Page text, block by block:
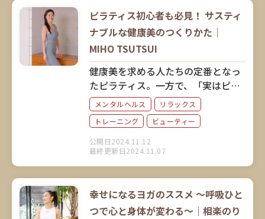
ピラティス初心者も必見！ サスティ
ナブルな健康美のつくりかた｜
MIHO TSUTSUI
メンタルヘルス
リラックス
トレーニング
ビューティー
公開日2024.11.12
最終更新日2024.11.07
健康美を求める人たちの定番となっ
たピラティス。一方で、「実はピラ
ティスについてよくわかっていな
い」という初心者も多いよう。20年
前にピラティスと出会い、人生が変
わったというMIHO TSUTSUIさん
に、ピラティスとは何か、どんな効
果があるのか、改めて伺いました。
幸せになるヨガのススメ ～呼吸ひと
つで心と身体が変わる～｜相楽のり